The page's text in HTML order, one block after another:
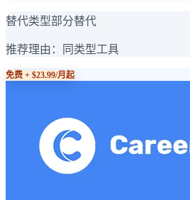
替代类型部分替代
推荐理由： 同类型工具
免费 + $23.99/月起